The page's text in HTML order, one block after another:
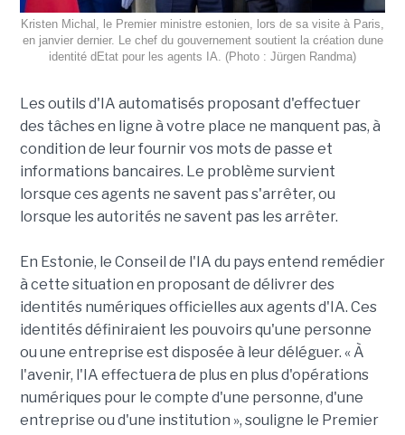
Kristen Michal, le Premier ministre estonien, lors de sa visite à Paris,
en janvier dernier. Le chef du gouvernement soutient la création dune
identité dEtat pour les agents IA. (Photo : Jürgen Randma)
Les outils d'IA automatisés proposant d'effectuer
des tâches en ligne à votre place ne manquent pas, à
condition de leur fournir vos mots de passe et
informations bancaires. Le problème survient
lorsque ces agents ne savent pas s'arrêter, ou
lorsque les autorités ne savent pas les arrêter.
En Estonie, le Conseil de l'IA du pays entend remédier
à cette situation en proposant de délivrer des
identités numériques officielles aux agents d'IA. Ces
identités définiraient les pouvoirs qu'une personne
ou une entreprise est disposée à leur déléguer. « À
l'avenir, l'IA effectuera de plus en plus d'opérations
numériques pour le compte d'une personne, d'une
entreprise ou d'une institution », souligne le Premier